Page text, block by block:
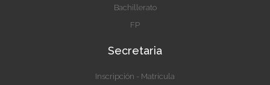
Bachillerato
FP
Secretaria
Inscripción - Matricula